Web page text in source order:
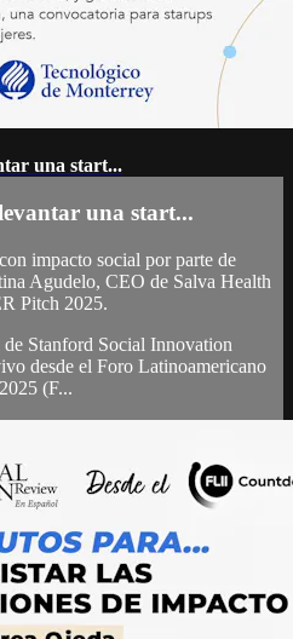
una start...
una start...
impacto social por parte de
Agudelo, CEO de Salva Health
Pitch 2025.
Stanford Social Innovation
desde el Foro Latinoamericano
(F...